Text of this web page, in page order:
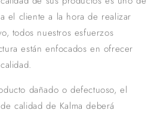
el cliente a la hora de realizar
todos nuestros esfuerzos
están enfocados en ofrecer
dañado o defectuoso, el
calidad de Kalma deberá